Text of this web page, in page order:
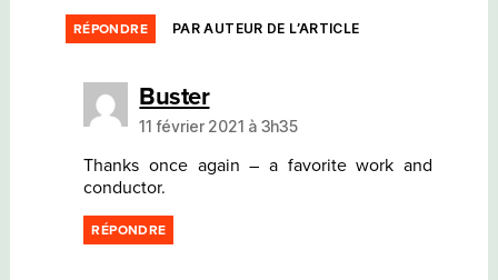
RÉPONDRE PAR AUTEUR DE L’ARTICLE
Busterdit :
11 février 2021 à 3h35
Thanks once again – a favorite work and
conductor.
RÉPONDRE